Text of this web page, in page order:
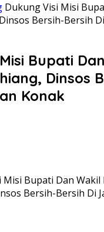
Dukung Visi Misi
Bersih-Bersih
Bupati
Dinsos
Konak